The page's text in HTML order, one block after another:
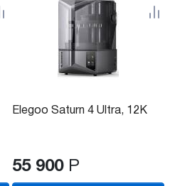
Elegoo Saturn 4 Ultra, 12K
55 900 Р